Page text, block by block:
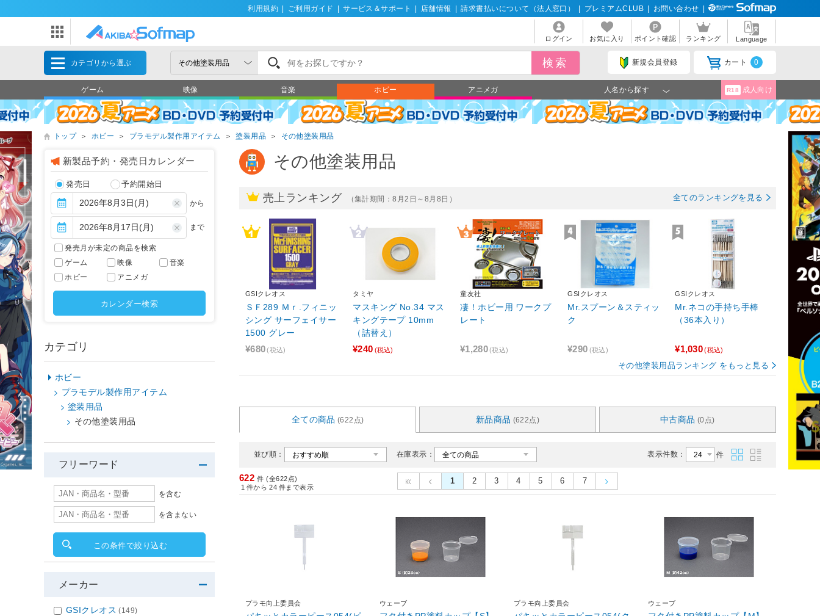
利用規約 ご利用ガイド サービス＆サポート 店舗情報 請求書払いについて（法人窓口） プレミアムCLUB お問い合わせ
ログイン お気に入り ポイント確認 ランキング Language
カテゴリから選ぶ 新規会員登録 カート 0
ゲーム 映像 音楽 ホビー アニメガ 人名から探す R18 成人向け
トップ ＞ ホビー ＞ プラモデル製作用アイテム ＞ 塗装用品 ＞ その他塗装用品
その他塗装用品
売上ランキング （集計期間：8月2日～8月8日） 全てのランキングを見る
GSIクレオス
ＳＦ289 Ｍｒ.フィニッ
シング サーフェイサー
1500 グレー
¥680 (税込)
タミヤ
マスキング No.34 マス
キングテープ 10mm
（詰替え）
¥240 (税込)
童友社
凄！ホビー用 ワークプ
レート
¥1,280(税込)
GSIクレオス
Mr.スプーン＆スティッ
ク
¥290 (税込)
GSIクレオス
Mr.ネコの手持ち手棒
（36本入り）
¥1,030(税込)
その他塗装用品ランキング をもっと見る
全ての商品 (622点) 新品商品 (622点) 中古商品 (0点)
並び順： 在庫表示： 表示件数： 件
622 件 (全622点)
1 件から 24 件まで表示
1 2 3 4 5 6 7
プラモ向上委員会 ウェーブ プラモ向上委員会 ウェーブ
新製品予約・発売日カレンダー
発売日 予約開始日
から
まで
発売月が未定の商品を検索
ゲーム
映像
音楽
ホビー
アニメガ
カレンダー検索
カテゴリ
ホビー
プラモデル製作用アイテム
塗装用品
その他塗装用品
フリーワード
を含む
を含まない
この条件で絞り込む
メーカー
GSIクレオス (149)